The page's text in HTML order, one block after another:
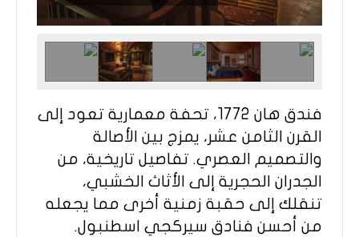
فندق هان 1772، تحفة معمارية تعود إلى
القرن الثامن عشر، يمزج بين الأصالة
والتصميم العصري. تفاصيل تاريخية، من
الجدران الحجرية إلى الأثاث الخشبي،
تنقلك إلى حقبة زمنية أخرى مما يجعله
من أحسن فنادق سيركجي اسطنبول.